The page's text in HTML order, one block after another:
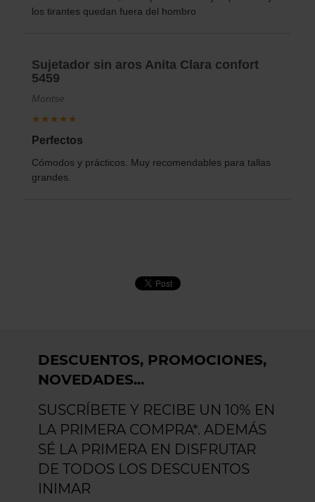
los tirantes quedan fuera del hombro
Sujetador sin aros Anita Clara confort
5459
Montse
★★★★★
Perfectos
Cómodos y prácticos. Muy recomendables para tallas
grandes.
DESCUENTOS, PROMOCIONES,
NOVEDADES...
SUSCRÍBETE Y RECIBE UN 10% EN
LA PRIMERA COMPRA*. ADEMÁS
SÉ LA PRIMERA EN DISFRUTAR
DE TODOS LOS DESCUENTOS
INIMAR